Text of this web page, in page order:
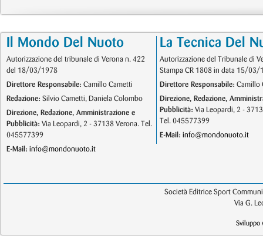
Il Mondo Del Nuoto
Autorizzazione del tribunale di Verona n. 422
del 18/03/1978
Direttore Responsabile: Camillo Cametti
Redazione: Silvio Cametti, Daniela Colombo
Direzione, Redazione, Amministrazione e
Pubblicità: Via Leopardi, 2 - 37138 Verona. Tel.
045577399
E-Mail: info@mondonuoto.it
La Tecnica Del
Autorizzazione del Tribunale di
Stampa CR 1808 in data 15/03/
Direttore Responsabile: Camillo
Direzione, Redazione,
Pubblicità: Via Leopardi, 2 -
Tel. 045577399
E-Mail: info@mondonuoto.it
Società Editrice Sport
Via G.
Sviluppo